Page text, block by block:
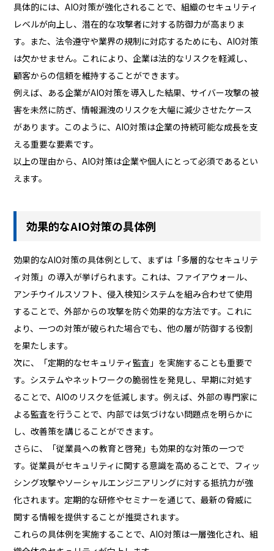
具体的には、AIO対策が強化されることで、組織のセキュリティ
レベルが向上し、潜在的な攻撃者に対する防御力が高まりま
す。また、法令遵守や業界の規制に対応するためにも、AIO対策
は欠かせません。これにより、企業は法的なリスクを軽減し、
顧客からの信頼を維持することができます。
例えば、ある企業がAIO対策を導入した結果、サイバー攻撃の被
害を未然に防ぎ、情報漏洩のリスクを大幅に減少させたケース
があります。このように、AIO対策は企業の持続可能な成長を支
える重要な要素です。
以上の理由から、AIO対策は企業や個人にとって必須であるとい
えます。
効果的なAIO対策の具体例
効果的なAIO対策の具体例として、まずは「多層的なセキュリテ
ィ対策」の導入が挙げられます。これは、ファイアウォール、
アンチウイルスソフト、侵入検知システムを組み合わせて使用
することで、外部からの攻撃を防ぐ効果的な方法です。これに
より、一つの対策が破られた場合でも、他の層が防御する役割
を果たします。
次に、「定期的なセキュリティ監査」を実施することも重要で
す。システムやネットワークの脆弱性を発見し、早期に対処す
ることで、AIOのリスクを低減します。例えば、外部の専門家に
よる監査を行うことで、内部では気づけない問題点を明らかに
し、改善策を講じることができます。
さらに、「従業員への教育と啓発」も効果的な対策の一つで
す。従業員がセキュリティに関する意識を高めることで、フィッ
シング攻撃やソーシャルエンジニアリングに対する抵抗力が強
化されます。定期的な研修やセミナーを通じて、最新の脅威に
関する情報を提供することが推奨されます。
これらの具体例を実施することで、AIO対策は一層強化され、組